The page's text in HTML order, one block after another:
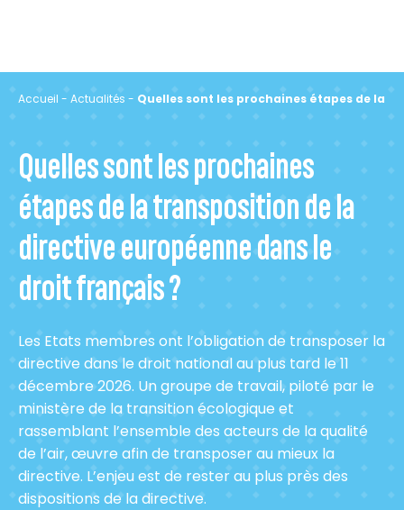
Accueil - Actualités - Quelles sont les prochaines étapes de la
Quelles sont les prochaines
étapes de la transposition de la
directive européenne dans le
droit français ?
Les Etats membres ont l’obligation de transposer la
directive dans le droit national au plus tard le 11
décembre 2026. Un groupe de travail, piloté par le
ministère de la transition écologique et
rassemblant l’ensemble des acteurs de la qualité
de l’air, œuvre afin de transposer au mieux la
directive. L’enjeu est de rester au plus près des
dispositions de la directive.